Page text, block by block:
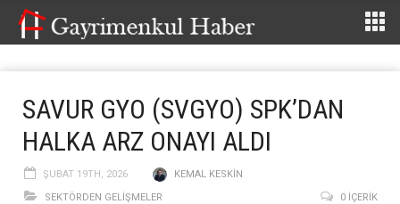
SAVUR GYO (SVGYO) SPK’DAN
HALKA ARZ ONAYI ALDI
ŞUBAT 19TH, 2026
KEMAL KESKIN
SEKTÖRDEN GELIŞMELER
0 İÇERIK